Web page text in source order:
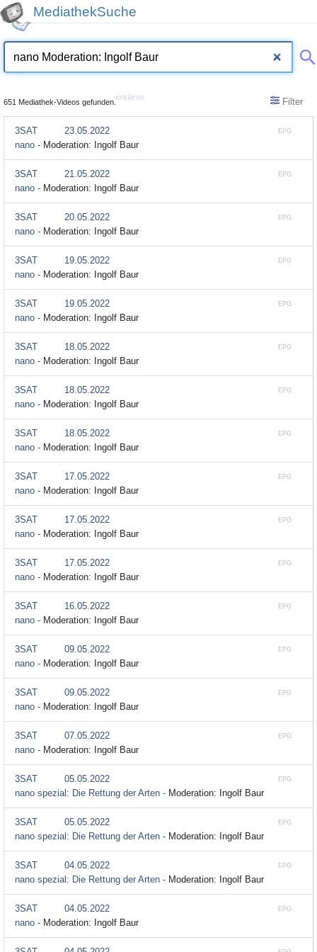
MediathekSuche
651 Mediathek-Videos gefunden.
erklären Filter
EPG
3SAT
23.05.2022
nano - Moderation: Ingolf Baur
EPG
3SAT
21.05.2022
nano - Moderation: Ingolf Baur
EPG
3SAT
20.05.2022
nano - Moderation: Ingolf Baur
EPG
3SAT
19.05.2022
nano - Moderation: Ingolf Baur
EPG
3SAT
19.05.2022
nano - Moderation: Ingolf Baur
EPG
3SAT
18.05.2022
nano - Moderation: Ingolf Baur
EPG
3SAT
18.05.2022
nano - Moderation: Ingolf Baur
EPG
3SAT
18.05.2022
nano - Moderation: Ingolf Baur
EPG
3SAT
17.05.2022
nano - Moderation: Ingolf Baur
EPG
3SAT
17.05.2022
nano - Moderation: Ingolf Baur
EPG
3SAT
17.05.2022
nano - Moderation: Ingolf Baur
EPG
3SAT
16.05.2022
nano - Moderation: Ingolf Baur
EPG
3SAT
09.05.2022
nano - Moderation: Ingolf Baur
EPG
3SAT
09.05.2022
nano - Moderation: Ingolf Baur
EPG
3SAT
07.05.2022
nano - Moderation: Ingolf Baur
EPG
3SAT
05.05.2022
nano spezial: Die Rettung der Arten - Moderation: Ingolf Baur
EPG
3SAT
05.05.2022
nano spezial: Die Rettung der Arten - Moderation: Ingolf Baur
EPG
3SAT
04.05.2022
nano spezial: Die Rettung der Arten - Moderation: Ingolf Baur
EPG
3SAT
04.05.2022
nano - Moderation: Ingolf Baur